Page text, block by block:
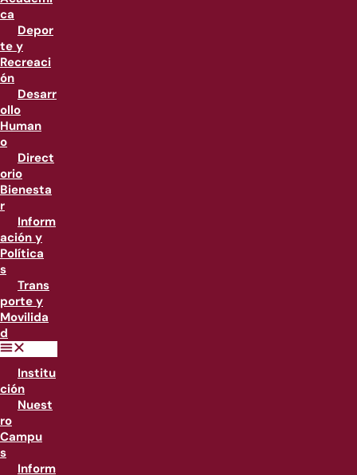
ca
Depor
te y
Recreaci
ón
Desarr
ollo
Human
o
Direct
orio
Bienesta
r
Inform
ación y
Política
s
Trans
porte y
Movilida
d
Institu
ción
Nuest
ro
Campu
s
Inform